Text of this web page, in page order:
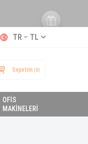
TR − TL
Sepetim (0)
OFİS
MAKİNELERİ